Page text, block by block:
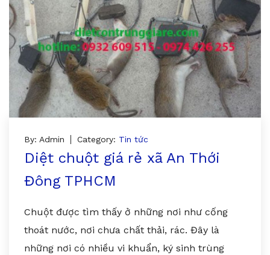
By: Admin Category: Tin tức
Diệt chuột giá rẻ xã An Thới
Đông TPHCM
Chuột được tìm thấy ở những nơi như cống
thoát nước, nơi chưa chất thải, rác. Đây là
những nơi có nhiều vi khuẩn, ký sinh trùng